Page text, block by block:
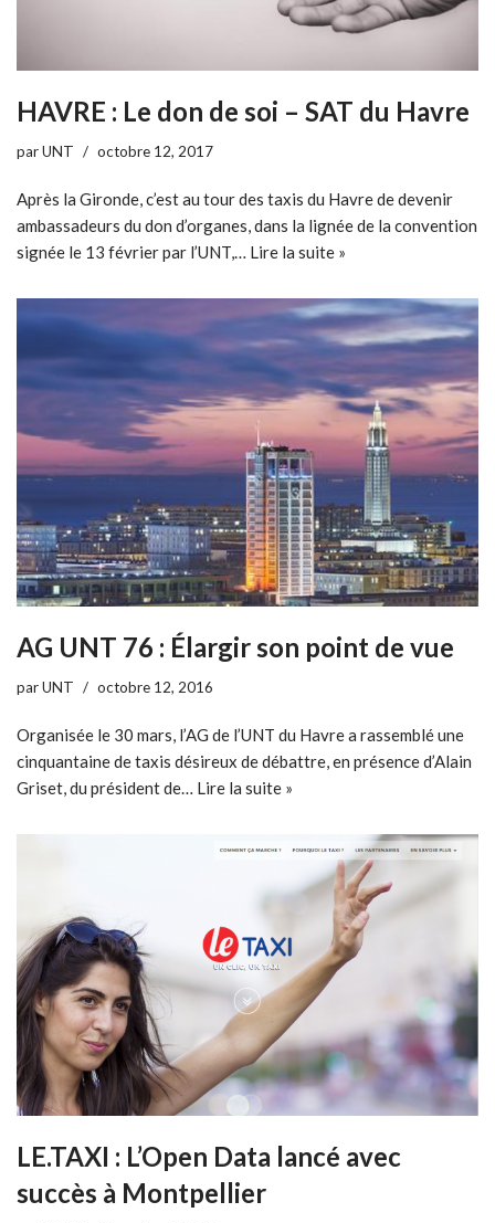
HAVRE : Le don de soi – SAT du Havre
parUNT octobre 12, 2017
Après la Gironde, c’est au tour des taxis du Havre de devenir
ambassadeurs du don d’organes, dans la lignée de la convention
signée le 13 février par l’UNT,… Lire la suite »
AG UNT 76 : Élargir son point de vue
parUNT octobre 12, 2016
Organisée le 30 mars, l’AG de l’UNT du Havre a rassemblé une
cinquantaine de taxis désireux de débattre, en présence d’Alain
Griset, du président de… Lire la suite »
LE.TAXI : L’Open Data lancé avec
succès à Montpellier